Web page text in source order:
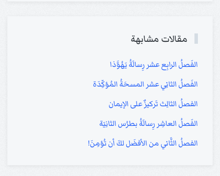
مقالات مشابهة
الفَصلُ الرابِع عشر رِسالَةُ يَهُوَّذا
الفَصلُ الثانِي عشر المسحَةُ المُؤكِّدَة
الفصلُ الثالِث تَركيزٌ على الإيمان
الفَصلُ العاشِر رِسالَةُ بطرُس الثانِيَة
الفصلُ الثَّاني من الأفضَل لكَ أن تُؤمِنَ!